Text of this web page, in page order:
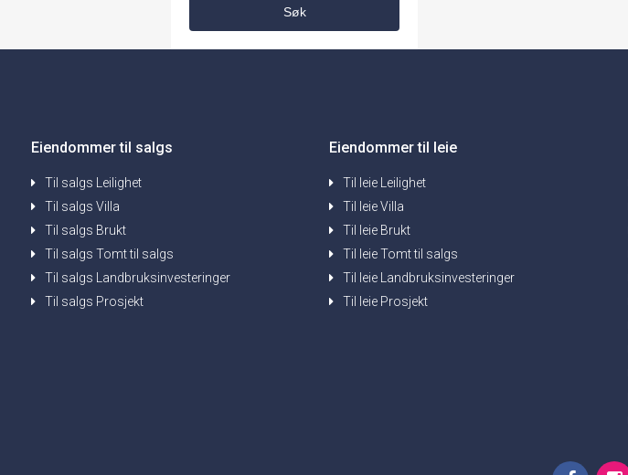
Søk
Eiendommer til salgs
Til salgs Leilighet
Til salgs Villa
Til salgs Brukt
Til salgs Tomt til salgs
Til salgs Landbruksinvesteringer
Til salgs Prosjekt
Eiendommer til leie
Til leie Leilighet
Til leie Villa
Til leie Brukt
Til leie Tomt til salgs
Til leie Landbruksinvesteringer
Til leie Prosjekt